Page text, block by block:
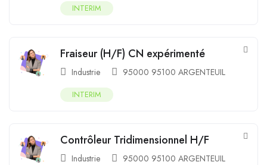
INTERIM
Fraiseur (H/F) CN expérimenté
Industrie 95000 95100 ARGENTEUIL
INTERIM
Contrôleur Tridimensionnel H/F
Industrie 95000 95100 ARGENTEUIL